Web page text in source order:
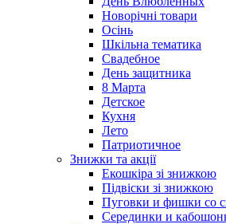
Новорічні товари
Осінь
Шкільна тематика
Свадебное
День защитника
8 Марта
Детское
Кухня
Лето
Патриотичное
Знижки та акції
Екошкіра зі знижкою
Підвіски зі знижкою
Пуговки и фишки со
Серединки и